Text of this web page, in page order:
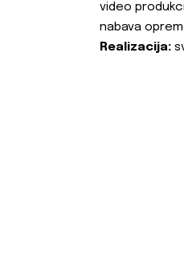
video
nabava
Realizacija: